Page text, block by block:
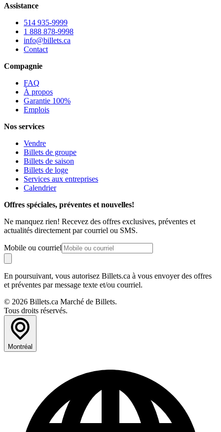
Assistance
514 935-9999
1 888 878-9998
info@billets.ca
Contact
Compagnie
FAQ
À propos
Garantie 100%
Emplois
Nos services
Vendre
Billets de groupe
Billets de saison
Billets de loge
Services aux entreprises
Calendrier
Offres spéciales, préventes et nouvelles!
Ne manquez rien! Recevez des offres exclusives, préventes et
actualités directement par courriel ou SMS.
Mobile ou courriel
En poursuivant, vous autorisez Billets.ca à vous envoyer des offres
et préventes par message texte et/ou courriel.
© 2026 Billets.ca Marché de Billets.
Tous droits réservés.
Montréal